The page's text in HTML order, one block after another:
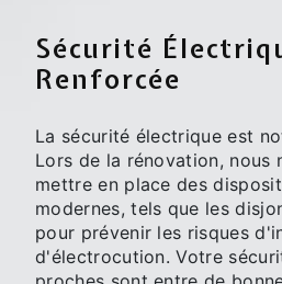
Sécurité
Renforcée
La sécurité électrique est
Lors de la rénovation, nous
mettre en place des
modernes, tels que les
pour prévenir les risques
d'électrocution. Votre